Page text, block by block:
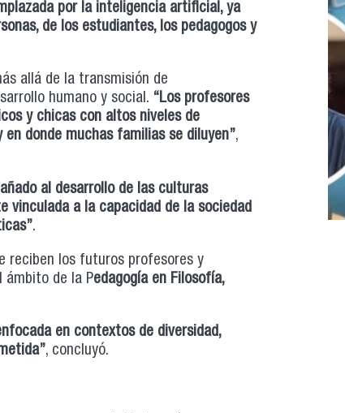
por la inteligencia artificial, ya
de los estudiantes, los pedagogos y
allá de la transmisión de
humano y social. “Los profesores
y chicas con altos niveles de
donde muchas familias se diluyen”,
al desarrollo de las culturas
vinculada a la capacidad de la sociedad
”.
reciben los futuros profesores y
ámbito de la Pedagogía en Filosofía,
en contextos de diversidad,
”, concluyó.